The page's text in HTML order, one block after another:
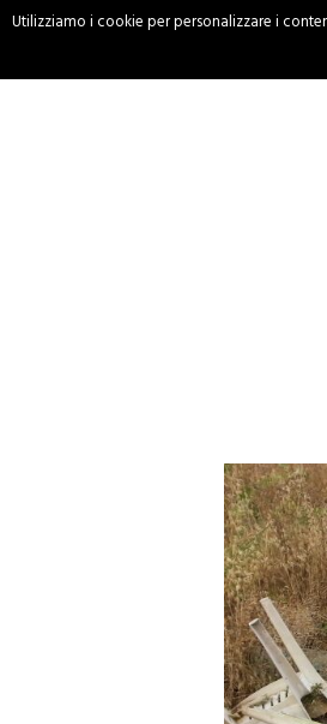
Utilizziamo i cookie per personalizzare i